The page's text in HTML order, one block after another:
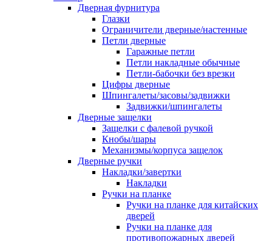
Дверная фурнитура
Глазки
Ограничители дверные/настенные
Петли дверные
Гаражные петли
Петли накладные обычные
Петли-бабочки без врезки
Цифры дверные
Шпингалеты/засовы/задвижки
Задвижки/шпингалеты
Дверные защелки
Защелки с фалевой ручкой
Кнобы/шары
Механизмы/корпуса защелок
Дверные ручки
Накладки/завертки
Накладки
Ручки на планке
Ручки на планке для китайских
дверей
Ручки на планке для
противопожарных дверей